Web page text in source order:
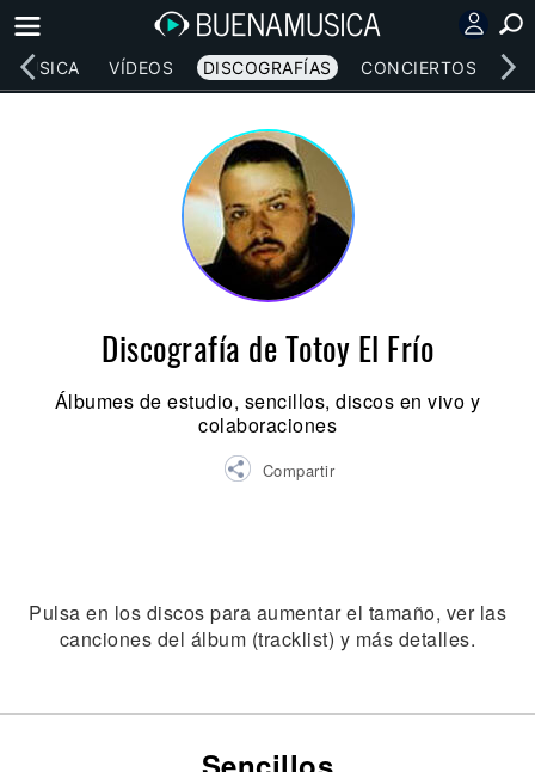
MÚSICA VÍDEOS DISCOGRAFÍAS CONCIERTOS
Discografía de Totoy El Frío
Álbumes de estudio, sencillos, discos en vivo y
colaboraciones
Compartir
Pulsa en los discos para aumentar el tamaño, ver las
canciones del álbum (tracklist) y más detalles.